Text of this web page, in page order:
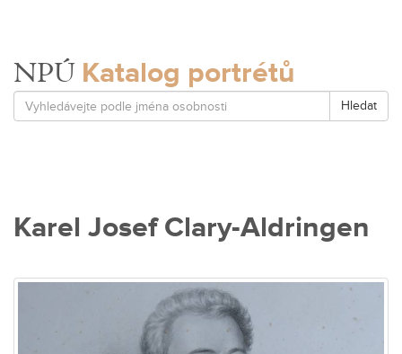
NPÚ Katalog portrétů
Hledat
Karel Josef Clary-Aldringen